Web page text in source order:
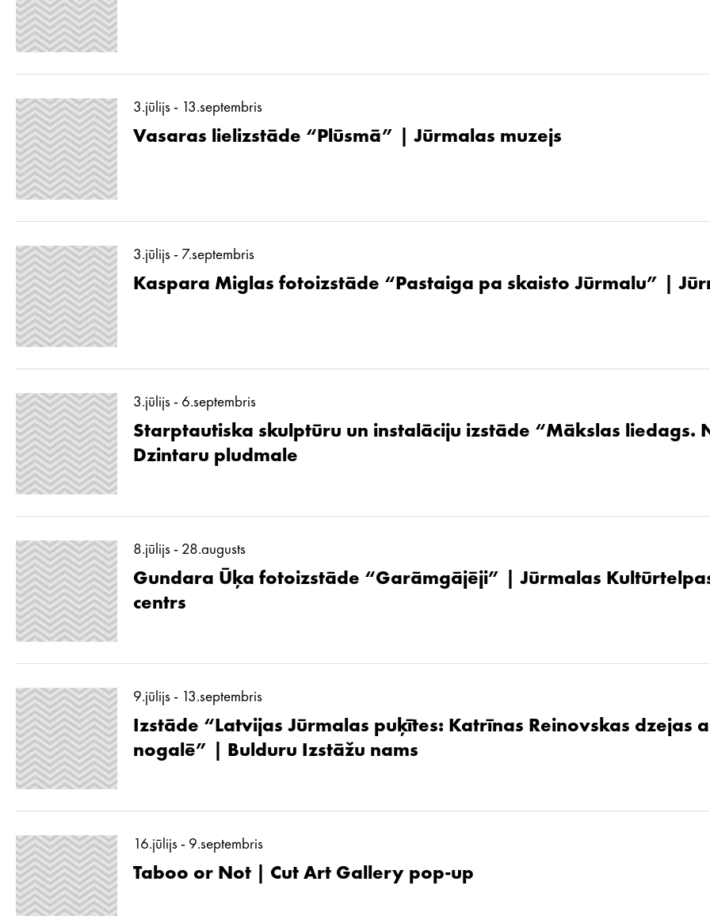
3.jūlijs - 13.septembris
Vasaras lielizstāde “Plūsmā” | Jūrmalas muzejs
3.jūlijs - 7.septembris
Kaspara Miglas fotoizstāde “Pastaiga pa skaisto Jūrmalu” |
3.jūlijs - 6.septembris
Starptautiska skulptūru un instalāciju izstāde “Mākslas liedags.
Dzintaru pludmale
8.jūlijs - 28.augusts
Gundara Ūķa fotoizstāde “Garāmgājēji” | Jūrmalas
centrs
9.jūlijs - 13.septembris
Izstāde “Latvijas Jūrmalas puķītes: Katrīnas Reinovskas dzejas
nogalē” | Bulduru Izstāžu nams
16.jūlijs - 9.septembris
Taboo or Not | Cut Art Gallery pop-up